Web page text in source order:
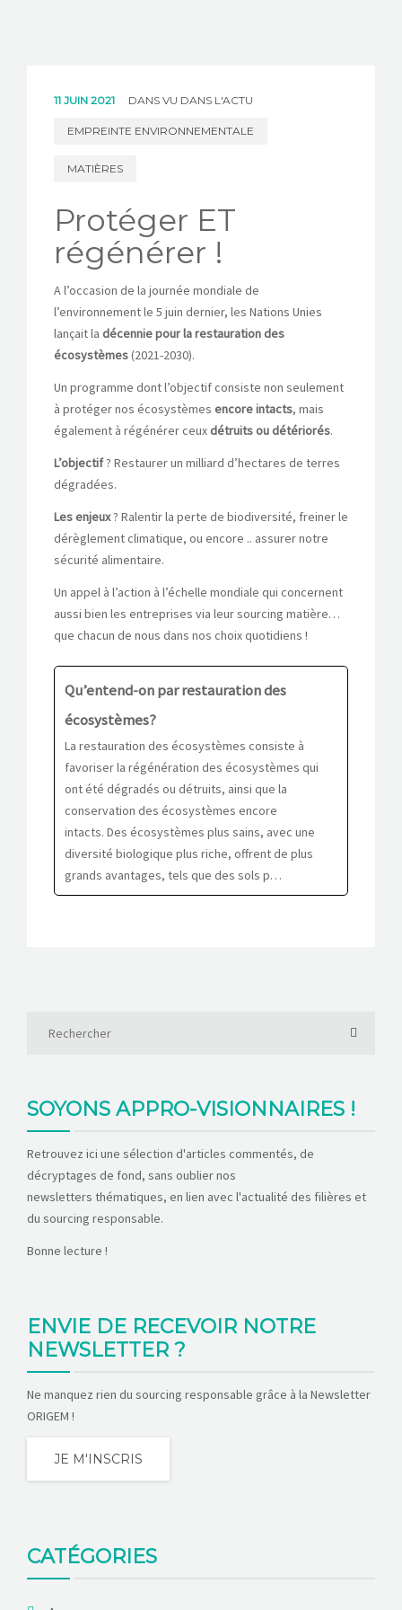
11 JUIN 2021 DANS VU DANS L'ACTU
EMPREINTE ENVIRONNEMENTALE
MATIÈRES
Protéger ET
régénérer !
A l’occasion de la journée mondiale de
l’environnement le 5 juin dernier, les Nations Unies
lançait la décennie pour la restauration des
écosystèmes(2021-2030).
Un programme dont l’objectif consiste non seulement
à protéger nos écosystèmes encore intacts, mais
également à régénérer ceux détruits ou détériorés.
L’objectif? Restaurer un milliard d’hectares de terres
dégradées.
Les enjeux? Ralentir la perte de biodiversité, freiner le
dérèglement climatique, ou encore .. assurer notre
sécurité alimentaire.
Un appel à l’action à l’échelle mondiale qui concernent
aussi bien les entreprises via leur sourcing matière…
que chacun de nous dans nos choix quotidiens !
Qu’entend-on par restauration des
écosystèmes?
La restauration des écosystèmes consiste à
favoriser la régénération des écosystèmes qui
ont été dégradés ou détruits, ainsi que la
conservation des écosystèmes encore
intacts. Des écosystèmes plus sains, avec une
diversité biologique plus riche, offrent de plus
grands avantages, tels que des sols p…
SOYONS APPRO-VISIONNAIRES !
Retrouvez ici une sélection d'articles commentés, de
décryptages de fond, sans oublier nos
newsletters thématiques, en lien avec l'actualité des filières et
du sourcing responsable.
Bonne lecture !
ENVIE DE RECEVOIR NOTRE
NEWSLETTER ?
Ne manquez rien du sourcing responsable grâce à la Newsletter
ORIGEM !
JE M'INSCRIS
CATÉGORIES